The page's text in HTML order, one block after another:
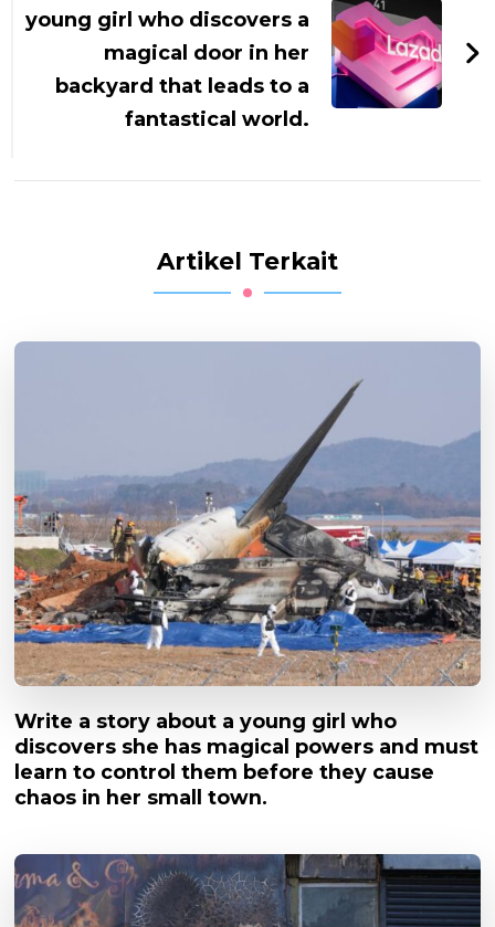
young girl who discovers a
magical door in her
backyard that leads to a
fantastical world.
Artikel Terkait
Write a story about a young girl who
discovers she has magical powers and must
learn to control them before they cause
chaos in her small town.